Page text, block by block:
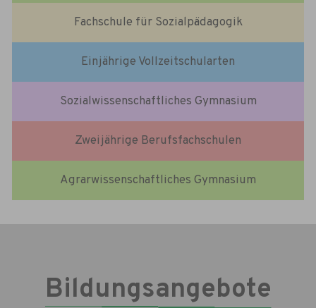
Fachschule für Sozialpädagogik
Einjährige Vollzeitschularten
Sozialwissenschaftliches Gymnasium
Zweijährige Berufsfachschulen
Agrarwissenschaftliches Gymnasium
Bildungsangebote